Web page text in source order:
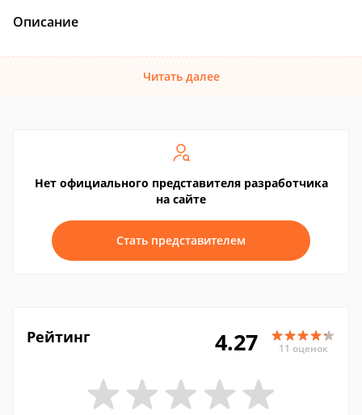
Описание
Читать далее
Нет официального представителя разработчика
на сайте
Стать представителем
Рейтинг 4.27 11 оценок